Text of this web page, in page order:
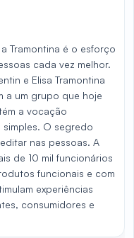
Tramontina é o esforço
cada vez melhor.
e Elisa Tramontina
a um grupo que hoje
a vocação
O segredo
nas pessoas. A
de 10 mil funcionários
funcionais e com
experiências
consumidores e